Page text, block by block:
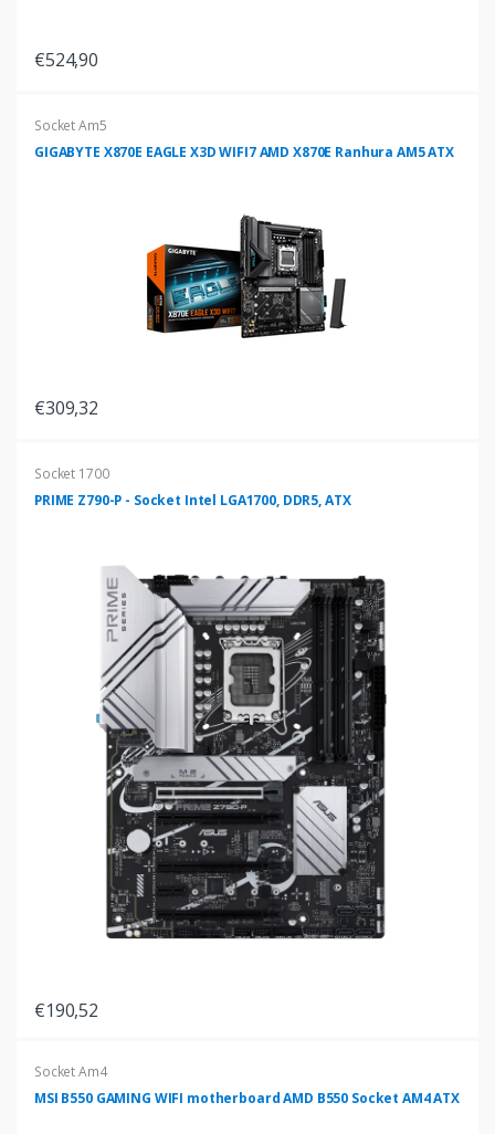
€524,90
Socket Am5
GIGABYTE X870E EAGLE X3D WIFI7 AMD X870E Ranhura AM5 ATX
€309,32
Socket 1700
PRIME Z790-P - Socket Intel LGA1700, DDR5, ATX
€190,52
Socket Am4
MSI B550 GAMING WIFI motherboard AMD B550 Socket AM4 ATX